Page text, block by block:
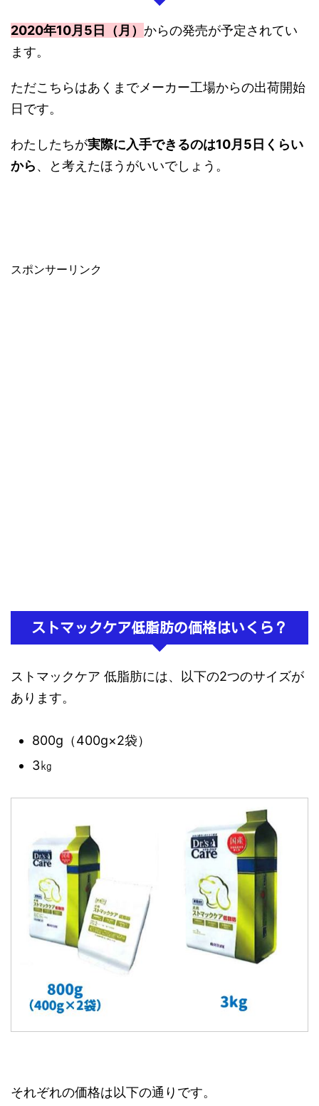
2020年10月5日（月） からの発売が予定されてい
ます。
ただこちらはあくまでメーカー工場からの出荷開始
日です。
わたしたちが実際に入手できるのは10月5日くらい
から、と考えたほうがいいでしょう。
スポンサーリンク
ストマックケア低脂肪の価格はいくら？
ストマックケア 低脂肪には、以下の2つのサイズが
あります。
800g（400g×2袋）
3㎏
それぞれの価格は以下の通りです。